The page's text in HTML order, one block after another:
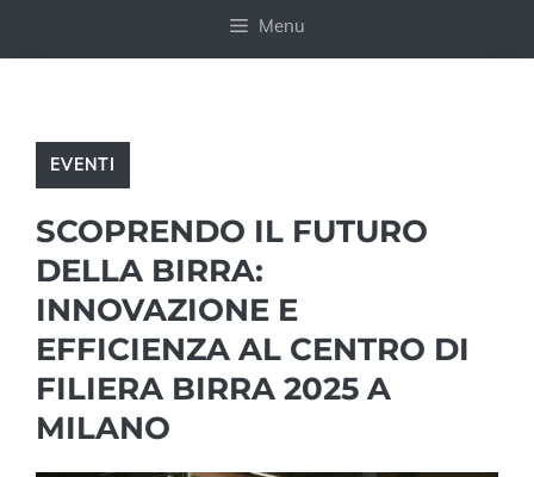
Menu
EVENTI
SCOPRENDO IL FUTURO
DELLA BIRRA:
INNOVAZIONE E
EFFICIENZA AL CENTRO DI
FILIERA BIRRA 2025 A
MILANO